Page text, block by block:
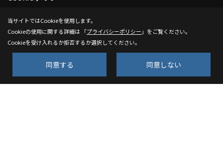
イベント報告
建和住宅株式会社
当サイトではCookieを使用します。
Cookieの使用に関する詳細は 「プライバシーポリシー 」をご覧ください。
Cookieを受け入れるか拒否するか選択してください。
同意する 同意しない